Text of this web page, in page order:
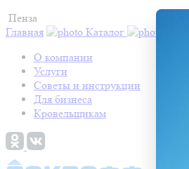
Пенза
Главная
Каталог
О компании
Услуги
Советы и инструкции
Для бизнеса
Кровельщикам